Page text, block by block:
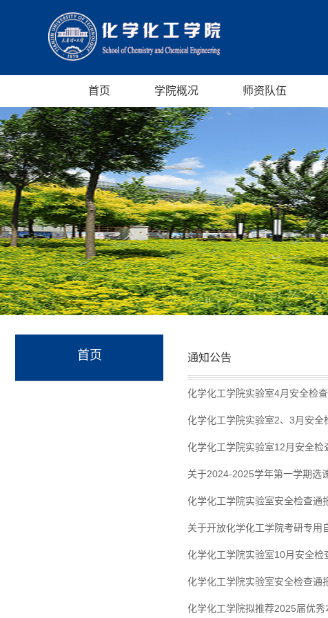
首页 学院概况 师资队伍
首页 通知公告
化学化工学院实验室4月安全检
化学化工学院实验室2、3月安全
化学化工学院实验室12月安全检
关于2024-2025学年第一学期选
化学化工学院实验室安全检查通
关于开放化学化工学院考研专用
化学化工学院实验室10月安全检
化学化工学院实验室安全检查通
化学化工学院拟推荐2025届优秀